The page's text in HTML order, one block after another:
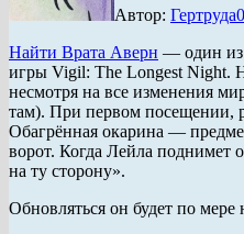
Автор: Гертруда
Найти Врата Аверн — один из
игры Vigil: The Longest Night.
несмотря на все изменения
там). При первом посещении,
Обагрённая окарина —
ворот. Когда Лейла поднимет
на ту сторону».
Обновляться он будет по